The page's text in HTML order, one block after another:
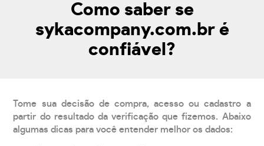
Como saber se
sykacompany.com.br é
confiável?
Tome sua decisão de compra, acesso ou cadastro a
partir do resultado da verificação que fizemos. Abaixo
algumas dicas para você entender melhor os dados: